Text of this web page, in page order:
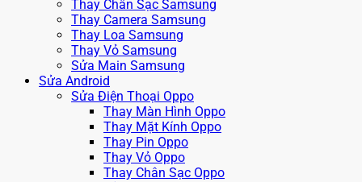
Thay Chân Sạc Samsung
Thay Camera Samsung
Thay Loa Samsung
Thay Vỏ Samsung
Sửa Main Samsung
Sửa Android
Sửa Điện Thoại Oppo
Thay Màn Hình Oppo
Thay Mặt Kính Oppo
Thay Pin Oppo
Thay Vỏ Oppo
Thay Chân Sạc Oppo